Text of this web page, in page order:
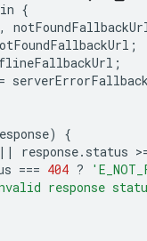
{
,
;
;
=
)
{
|| response. status >
=== 404 ?
response